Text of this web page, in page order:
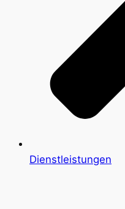
Dienstleistungen